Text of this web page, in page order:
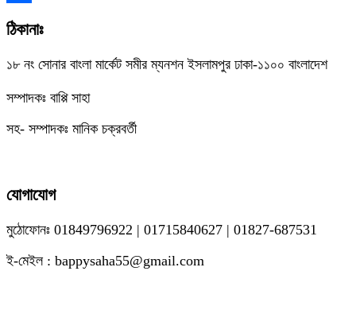
Link
Share
ঠিকানাঃ
১৮ নং সোনার বাংলা মার্কেট সমীর ম্যনশন ইসলামপুর ঢাকা-১১০০ বাংলাদেশ
সম্পাদকঃ বাপ্পি সাহা
সহ- সম্পাদকঃ মানিক চক্রবর্তী
যোগাযোগ
মুঠোফোনঃ 01849796922 | 01715840627 | 01827-687531
ই-মেইল : bappysaha55@gmail.com